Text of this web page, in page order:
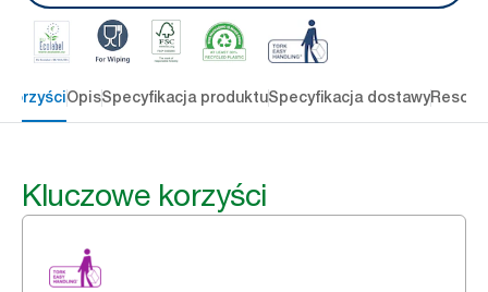
korzyściOpisSpecyfikacja produktuSpecyfikacja dostawy
Kluczowe korzyści